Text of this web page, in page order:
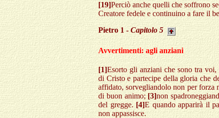
[19]Perciò anche quelli che soffrono
Creatore fedele e continuino a fare il
Pietro 1 -Capitolo 5
Avvertimenti: agli anziani
[1]Esorto gli anziani che sono tra voi,
di Cristo e partecipe della gloria che
affidato, sorvegliandolo non per forza
di buon animo;[3]non
del gregge. [4]E quando apparirà il
non appassisce.